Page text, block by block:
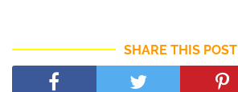
SHARE THIS POST